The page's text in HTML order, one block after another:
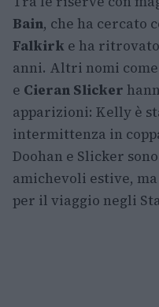
Bain, che ha cercato
Falkirk e ha
anni. Altri nomi come
e Cieran Slicker
apparizioni: Kelly è
intermittenza in
Doohan e Slicker
amichevoli estive,
per il viaggio negli